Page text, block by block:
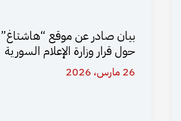
بيان صادر عن موقع “هاشتاغ”
حول قرار وزارة الإعلام السورية
26 مارس، 2026